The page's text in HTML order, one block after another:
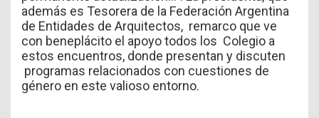
además es Tesorera de la Federación Argentina
de Entidades de Arquitectos, remarco que ve
con beneplácito el apoyo todos los Colegio a
estos encuentros, donde presentan y discuten
programas relacionados con cuestiones de
género en este valioso entorno.